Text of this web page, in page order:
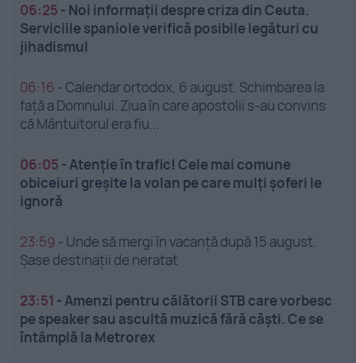
06:25 - Noi informații despre criza din Ceuta.
Serviciile spaniole verifică posibile legături cu
jihadismul
06:16 -Calendar ortodox, 6 august. Schimbarea la
față a Domnului. Ziua în care apostolii s-au convins
că Mântuitorul era fiu...
06:05 -Atenție în trafic! Cele mai comune
obiceiuri greșite la volan pe care mulți șoferi le
ignoră
23:59 - Unde să mergi în vacanță după 15 august.
Șase destinații de neratat
23:51 -Amenzi pentru călătorii STB care vorbesc
pe speaker sau ascultă muzică fără căști. Ce se
întâmplă la Metrorex